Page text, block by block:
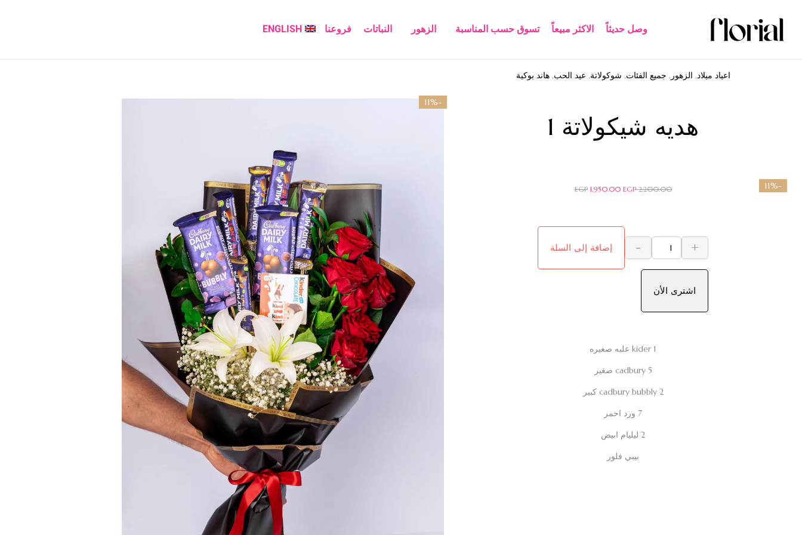
وصل حديثاً الاكثر مبيعاً​ تسوق حسب المناسبة الزهور النباتات فروعنا ENGLISH
اعياد ميلاد, الزهور , جميع الفئات, شوكولاتة, عيد الحب,هاند بوكية
هديه شيكولاتة 1
2,200.00
EGP 1,950.00 EGP -11%
+
- إضافة إلى السلة
اشترى الأن
1 kider علبه صغيره
5 cadbury صغير
cadbury bubbly 2 كبير
7 ورد احمر
2 ليليام ابيض
بيبي فلور
-11%